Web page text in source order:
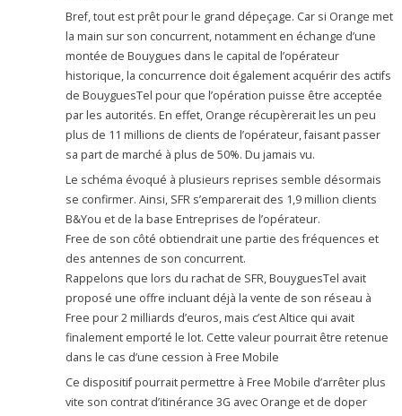
Bref, tout est prêt pour le grand dépeçage. Car si Orange met
la main sur son concurrent, notamment en échange d’une
montée de Bouygues dans le capital de l’opérateur
historique, la concurrence doit également acquérir des actifs
de BouyguesTel pour que l’opération puisse être acceptée
par les autorités. En effet, Orange récupèrerait les un peu
plus de 11 millions de clients de l’opérateur, faisant passer
sa part de marché à plus de 50%. Du jamais vu.
Le schéma évoqué à plusieurs reprises semble désormais
se confirmer. Ainsi, SFR s’emparerait des 1,9 million clients
B&You et de la base Entreprises de l’opérateur.
Free de son côté obtiendrait une partie des fréquences et
des antennes de son concurrent.
Rappelons que lors du rachat de SFR, BouyguesTel avait
proposé une offre incluant déjà la vente de son réseau à
Free pour 2 milliards d’euros, mais c’est Altice qui avait
finalement emporté le lot. Cette valeur pourrait être retenue
dans le cas d’une cession à Free Mobile
Ce dispositif pourrait permettre à Free Mobile d’arrêter plus
vite son contrat d’itinérance 3G avec Orange et de doper